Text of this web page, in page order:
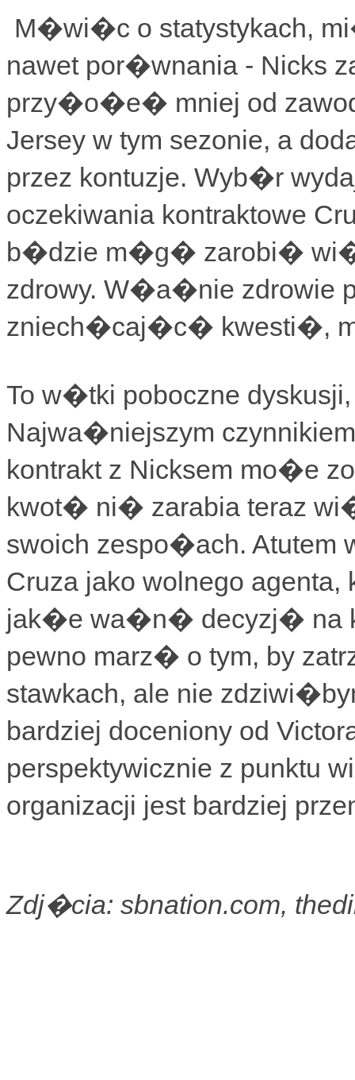
M�wi�c o statystykach,
nawet por�wnania - Nicks
przy�o�e� mniej od
Jersey w tym sezonie, a
przez kontuzje. Wyb�r
oczekiwania kontraktowe
b�dzie m�g� zarobi�
zdrowy. W�a�nie zdrowie
zniech�caj�c� kwesti�,
To w�tki poboczne
Najwa�niejszym
kontrakt z Nicksem mo�e
kwot� ni� zarabia teraz
swoich zespo�ach. Atutem
Cruza jako wolnego
jak�e wa�n� decyzj� na
pewno marz� o tym, by
stawkach, ale nie
bardziej doceniony od
perspektywicznie z punktu
organizacji jest bardziej
Zdj�cia: sbnation.com,